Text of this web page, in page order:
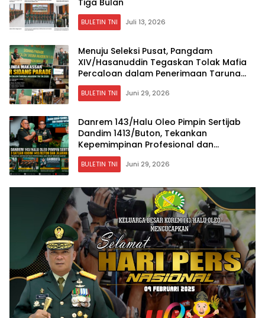
BULETIN TNI Juli 13, 2026
Menuju Seleksi Pusat, Pangdam
XIV/Hasanuddin Tegaskan Tolak Mafia
Percaloan dalam Penerimaan Taruna
Akademi TNI 2026
BULETIN TNI Juni 29, 2026
Danrem 143/Halu Oleo Pimpin Sertijab
Dandim 1413/Buton, Tekankan
Kepemimpinan Profesional dan
Kedekatan dengan Rakyat
BULETIN TNI Juni 29, 2026